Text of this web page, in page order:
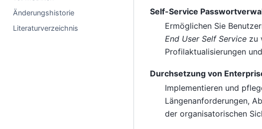
Änderungshistorie
Literaturverzeichnis
Self-Service
Ermöglichen Sie
End User Self Servicezu
Profilaktualisierungen
Durchsetzung von
Implementieren und
Längenanforderungen,
der organisatorischen